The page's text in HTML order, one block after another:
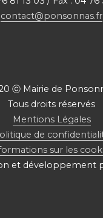
contact@ponsonnas.fr
ⓒ Mairie de
Tous droits réservés
Mentions Légales
de
sur les
et développement